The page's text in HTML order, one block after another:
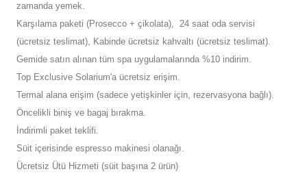
zamanda yemek.
Karşılama paketi (Prosecco + çikolata), 24 saat oda servisi
(ücretsiz teslimat), Kabinde ücretsiz kahvaltı (ücretsiz teslimat).
Gemide satın alınan tüm spa uygulamalarında %10 indirim.
Top Exclusive Solarium'a ücretsiz erişim.
Termal alana erişim (sadece yetişkinler için, rezervasyona bağlı).
Öncelikli biniş ve bagaj bırakma.
İndirimli paket teklifi.
Süit içerisinde espresso makinesi olanağı.
Ücretsiz Ütü Hizmeti (süit başına 2 ürün)